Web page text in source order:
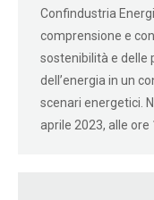
Confindustria
comprensione e
sostenibilità e delle
dell’energia in un
scenari energetici.
aprile 2023, alle ore